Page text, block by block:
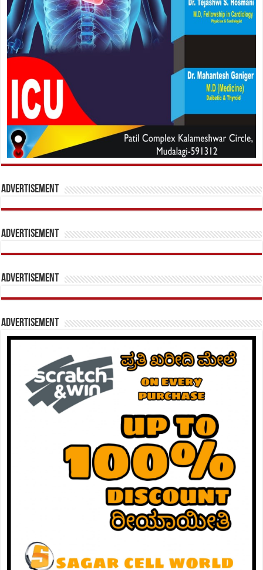
Advertisement
Advertisement
Advertisement
Advertisement